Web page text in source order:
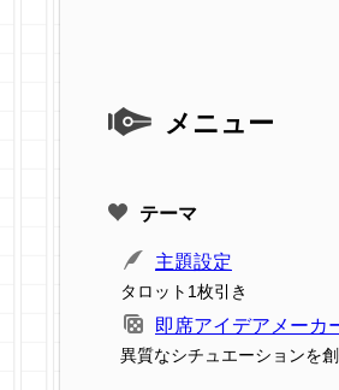
メニュー
テーマ
主題設定
タロット1枚引き
即席アイデアメーカ
異質なシチュエーションを